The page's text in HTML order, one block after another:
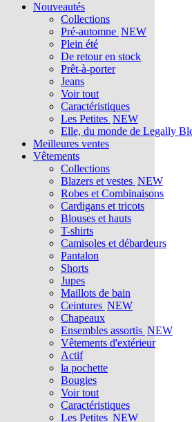
Nouveautés
Collections
Pré-automne NEW
Plein été
De retour en stock
Prêt-à-porter
Jeans
Voir tout
Caractéristiques
Les Petites NEW
Elle, du monde de Legally
Meilleures ventes
Vêtements
Collections
Blazers et vestes NEW
Robes et Combinaisons
Cardigans et tricots
Blouses et hauts
T-shirts
Camisoles et débardeurs
Pantalon
Shorts
Jupes
Maillots de bain
Ceintures NEW
Chapeaux
Ensembles assortis NEW
Vêtements d'extérieur
Actif
la pochette
Bougies
Voir tout
Caractéristiques
Les Petites NEW